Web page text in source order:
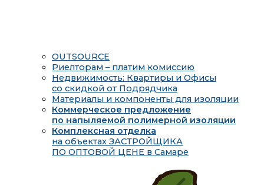
OUTSOURCE
Риелторам – платим комиссию
Недвижимость: Квартиры и Офисы
со скидкой от Подрядчика
Материалы и компоненты для изоляции
Коммерческое предложение
по напыляемой полимерной изоляции
Комплексная отделка
на объектах ЗАСТРОЙЩИКА
ПО ОПТОВОЙ ЦЕНЕ в Самаре